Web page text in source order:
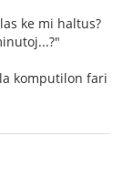
ke mi haltus?
komputilon fari